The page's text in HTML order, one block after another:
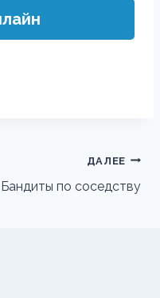
ДАЛЕЕ
Бандиты по соседству